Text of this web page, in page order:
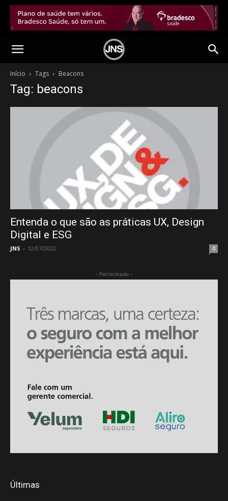
Início Tags Beacons
Tag: beacons
Entenda o que são as práticas UX, Design
Digital e ESG
JNS - 12/07/2022 0
- Patrocinado -
Últimas